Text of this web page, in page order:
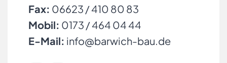
Fax: 06623 / 410 80 83
Mobil: 0173 / 464 04 44
E-Mail: info@barwich-bau.de